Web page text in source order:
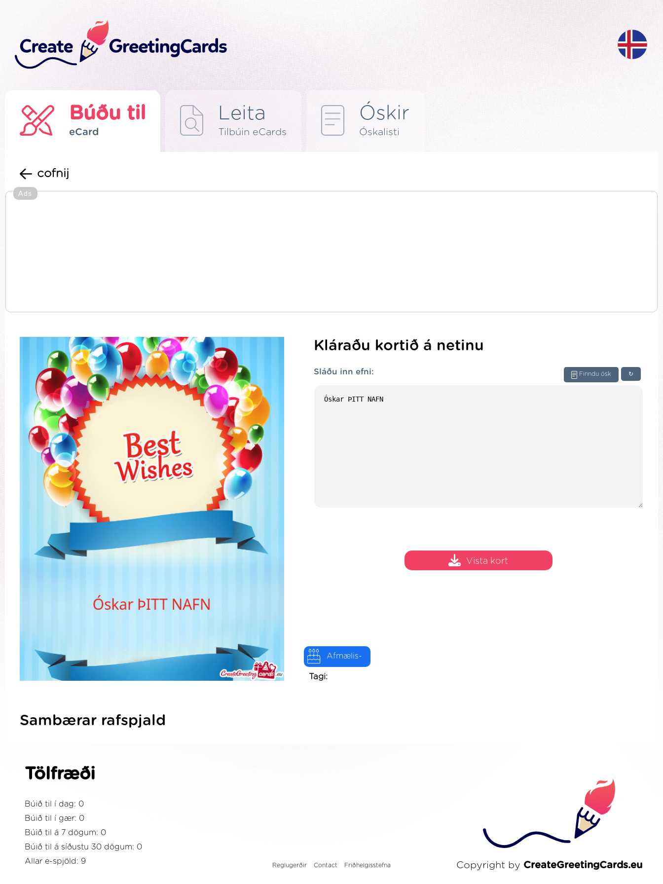
Búðu til
eCard
Leita
Tilbúin eCards
Óskir
Óskalisti
cofnij
Ads
Kláraðu kortið á netinu
↻
Finndu ósk
Sláðu inn efni:
Afmælis-
Tagi:
Vista kort
Sambærar rafspjald
Tölfræði
Búið til í dag: 0
Búið til í gær: 0
Búið til á 7 dögum: 0
Búið til á síðustu 30 dögum: 0
Allar e-spjöld: 9
Reglugerðir Contact Friðhelgisstefna Copyright by CreateGreetingCards.eu